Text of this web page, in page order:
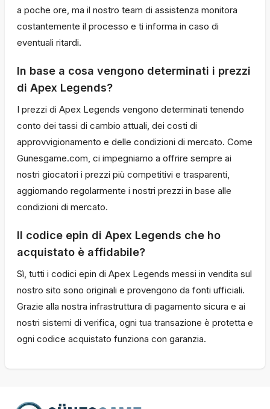
a poche ore, ma il nostro team di assistenza monitora
costantemente il processo e ti informa in caso di
eventuali ritardi.
In base a cosa vengono determinati i prezzi
di Apex Legends?
I prezzi di Apex Legends vengono determinati tenendo
conto dei tassi di cambio attuali, dei costi di
approvvigionamento e delle condizioni di mercato. Come
Gunesgame.com, ci impegniamo a offrire sempre ai
nostri giocatori i prezzi più competitivi e trasparenti,
aggiornando regolarmente i nostri prezzi in base alle
condizioni di mercato.
Il codice epin di Apex Legends che ho
acquistato è affidabile?
Sì, tutti i codici epin di Apex Legends messi in vendita sul
nostro sito sono originali e provengono da fonti ufficiali.
Grazie alla nostra infrastruttura di pagamento sicura e ai
nostri sistemi di verifica, ogni tua transazione è protetta e
ogni codice acquistato funziona con garanzia.